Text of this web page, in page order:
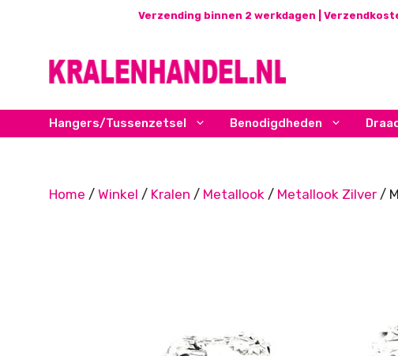
Verzending binnen 2 werkdagen |
Hangers/Tussenzetsel Benodigdheden
Home / Winkel / Kralen / Metallook / Metallook Zilver /